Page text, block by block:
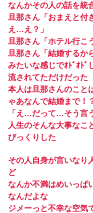
なんかその人の話を統
旦那さん「おまえと
え…え？」
旦那さん「ホテル行
旦那さん「結婚する
みたいな感じでｵﾄﾞｵﾄﾞ
流されてただけだった
本人は旦那さんのこと
ゃあなんで結婚まで！
「え…だって…そう言
人生のそんな大事なこ
びっくりした
その人自身が言いなり
ど
なんか不満はめいっぱ
なんだよな
ジメーっと不幸な空気